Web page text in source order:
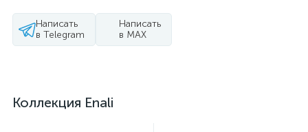
Написать
в Telegram
Написать
в MAX
Коллекция Enali